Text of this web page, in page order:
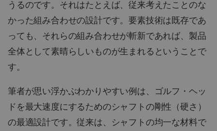
うるのです。それはたとえば、従来考えたことのな
かった組み合わせの設計です。要素技術は既存であ
っても、それらの組み合わせが斬新であれば、製品
全体として素晴らしいものが生まれるということで
す。
筆者が思い浮かぶわかりやすい例は、ゴルフ・ヘッ
ドを最大速度にするためのシャフトの剛性（硬さ）
の最適設計です。従来は、シャフトの均一な材料で